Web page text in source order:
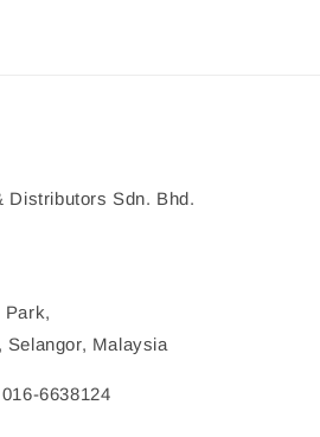
Distributors Sdn. Bhd.
Park,
Selangor, Malaysia
6638124